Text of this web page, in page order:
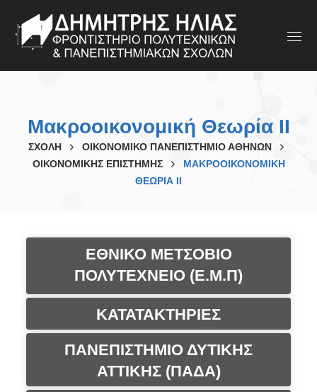
Μακροοικονομική Θεωρία ΙΙ
ΣΧΟΛΗ
ΟΙΚΟΝΟΜΙΚΟ ΠΑΝΕΠΙΣΤΗΜΙΟ ΑΘΗΝΩΝ
ΟΙΚΟΝΟΜΙΚΗΣ ΕΠΙΣΤΗΜΗΣ
ΜΑΚΡΟΟΙΚΟΝΟΜΙΚΉ
ΘΕΩΡΊΑ ΙΙ
ΕΘΝΙΚΟ ΜΕΤΣΟΒΙΟ
ΠΟΛΥΤΕΧΝΕΙΟ (Ε.Μ.Π)
ΚΑΤΑΤΑΚΤΗΡΙΕΣ
ΠΑΝΕΠΙΣΤΗΜΙΟ ΔΥΤΙΚΗΣ
ΑΤΤΙΚΗΣ (ΠΑΔΑ)